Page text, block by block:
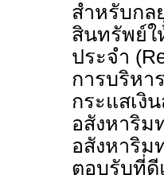
สำหรับก
สินทรัพย์ใ
ประจำ (
การบริห
กระแสเงิ
อสังหา
อสังหาริ
ตอบรับที่ดี